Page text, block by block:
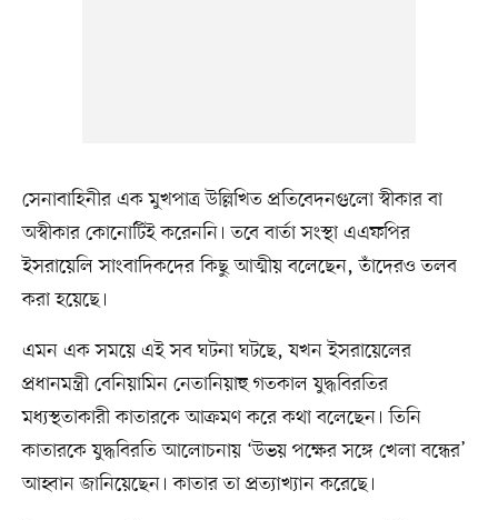
সেনাবাহিনীর এক মুখপাত্র উল্লিখিত প্রতিবেদনগুলো স্বীকার বা
অস্বীকার কোনোটিই করেননি। তবে বার্তা সংস্থা এএফপির
ইসরায়েলি সাংবাদিকদের কিছু আত্মীয় বলেছেন, তাঁদেরও তলব
করা হয়েছে।
এমন এক সময়ে এই সব ঘটনা ঘটছে, যখন ইসরায়েলের
প্রধানমন্ত্রী বেনিয়ামিন নেতানিয়াহু গতকাল যুদ্ধবিরতির
মধ্যস্থতাকারী কাতারকে আক্রমণ করে কথা বলেছেন। তিনি
কাতারকে যুদ্ধবিরতি আলোচনায় ‘উভয় পক্ষের সঙ্গে খেলা বন্ধের’
আহ্বান জানিয়েছেন। কাতার তা প্রত্যাখ্যান করেছে।